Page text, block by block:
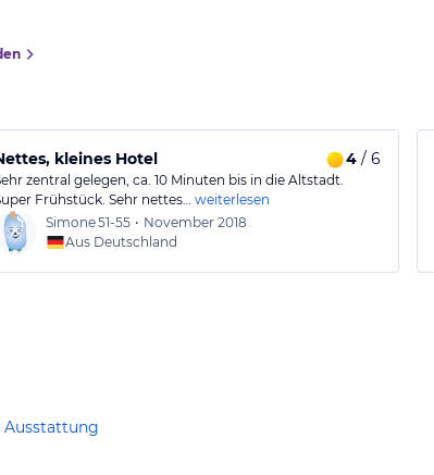
kleines Hotel 4/ 6
zentral gelegen, ca. 10 Minuten bis in die Altstadt.
Frühstück. Sehr nettes… weiterlesen
Simone51-55 • November 2018
Aus Deutschland
Ausstattung